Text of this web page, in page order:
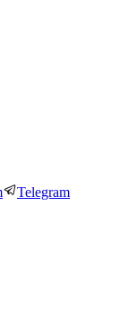
Telegram